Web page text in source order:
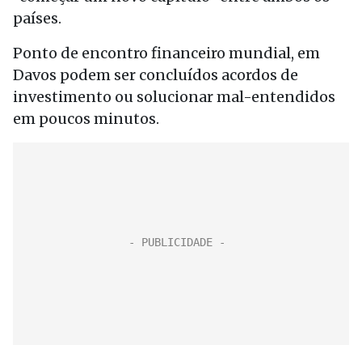
países.
Ponto de encontro financeiro mundial, em
Davos podem ser concluídos acordos de
investimento ou solucionar mal-entendidos
em poucos minutos.